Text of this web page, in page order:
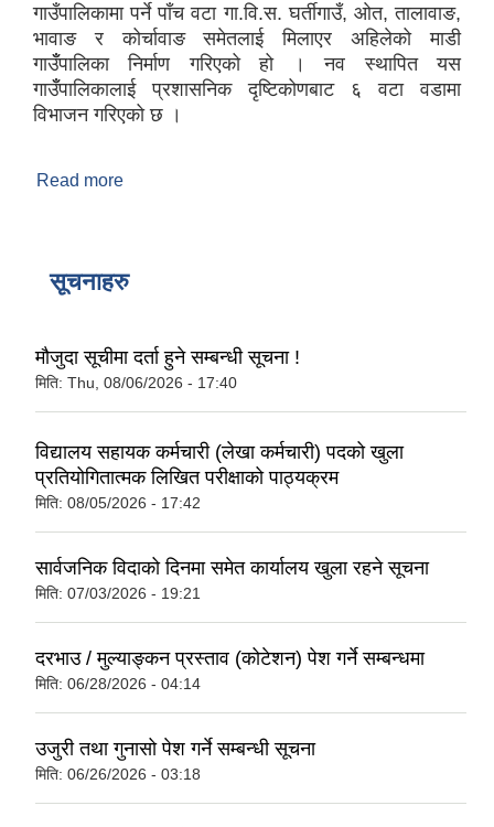
गाउँपालिकामा पर्ने पाँच वटा गा.वि.स. घर्तीगाउँ, ओत, तालावाङ,
भावाङ र कोर्चावाङ समेतलाई मिलाएर अहिलेको माडी
गाउँँपालिका निर्माण गरिएको हो । नव स्थापित यस
गाउँँपालिकालाई प्रशासनिक दृष्टिकोणबाट ६ वटा वडामा
विभाजन गरिएको छ ।
Read more
सूचनाहरु
मौजुदा सूचीमा दर्ता हुने सम्बन्धी सूचना !
मिति: Thu, 08/06/2026 - 17:40
विद्यालय सहायक कर्मचारी (लेखा कर्मचारी) पदको खुला
प्रतियोगितात्मक लिखित परीक्षाको पाठ्यक्रम
मिति: 08/05/2026 - 17:42
सार्वजनिक विदाको दिनमा समेत कार्यालय खुला रहने सूचना
मिति: 07/03/2026 - 19:21
दरभाउ / मुल्याङ्कन प्रस्ताव (कोटेशन) पेश गर्ने सम्बन्धमा
मिति: 06/28/2026 - 04:14
उजुरी तथा गुनासो पेश गर्ने सम्बन्धी सूचना
मिति: 06/26/2026 - 03:18